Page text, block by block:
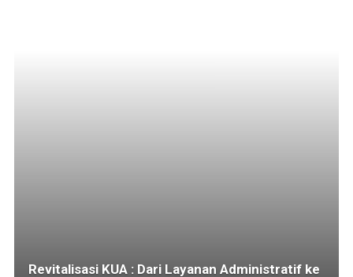
Revitalisasi KUA : Dari Layanan Administratif ke